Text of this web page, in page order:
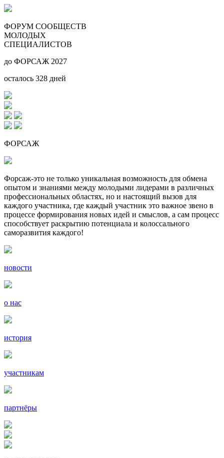
ФОРУМ СООБЩЕСТВ
МОЛОДЫХ
СПЕЦИАЛИСТОВ
до ФОРСАЖ 2027
осталось 328 дней
ФОРСАЖ
Форсаж-это не только уникальная возможность для обмена
опытом и знаниями между молодыми лидерами в различных
профессиональных областях, но и настоящий вызов для
каждого участника, где каждый участник это важное звено в
процессе формирования новых идей и смыслов, а сам процесс
способствует раскрытию потенциала и колоссального
саморазвития каждого!
новости
о нас
история
участникам
партнёры